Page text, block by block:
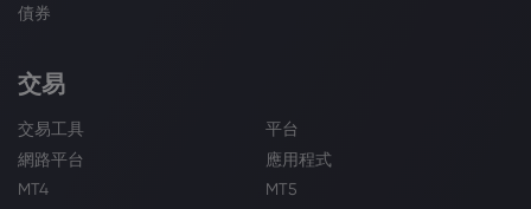
債券
交易
交易工具
平台
網路平台
應用程式
MT4
MT5